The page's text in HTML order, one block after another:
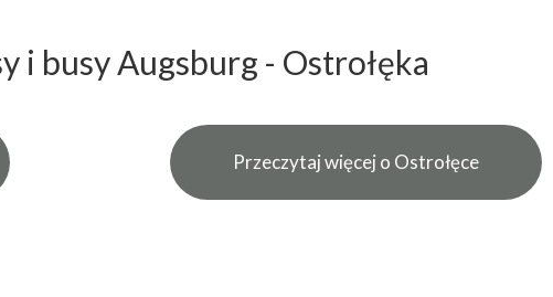
Przeczytaj więcej o Ostrołęce
i busy Augsburg - Ostrołęka